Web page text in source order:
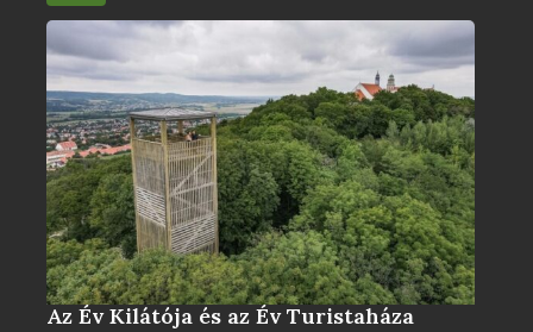
Az Év Kilátója és az Év Turistaháza